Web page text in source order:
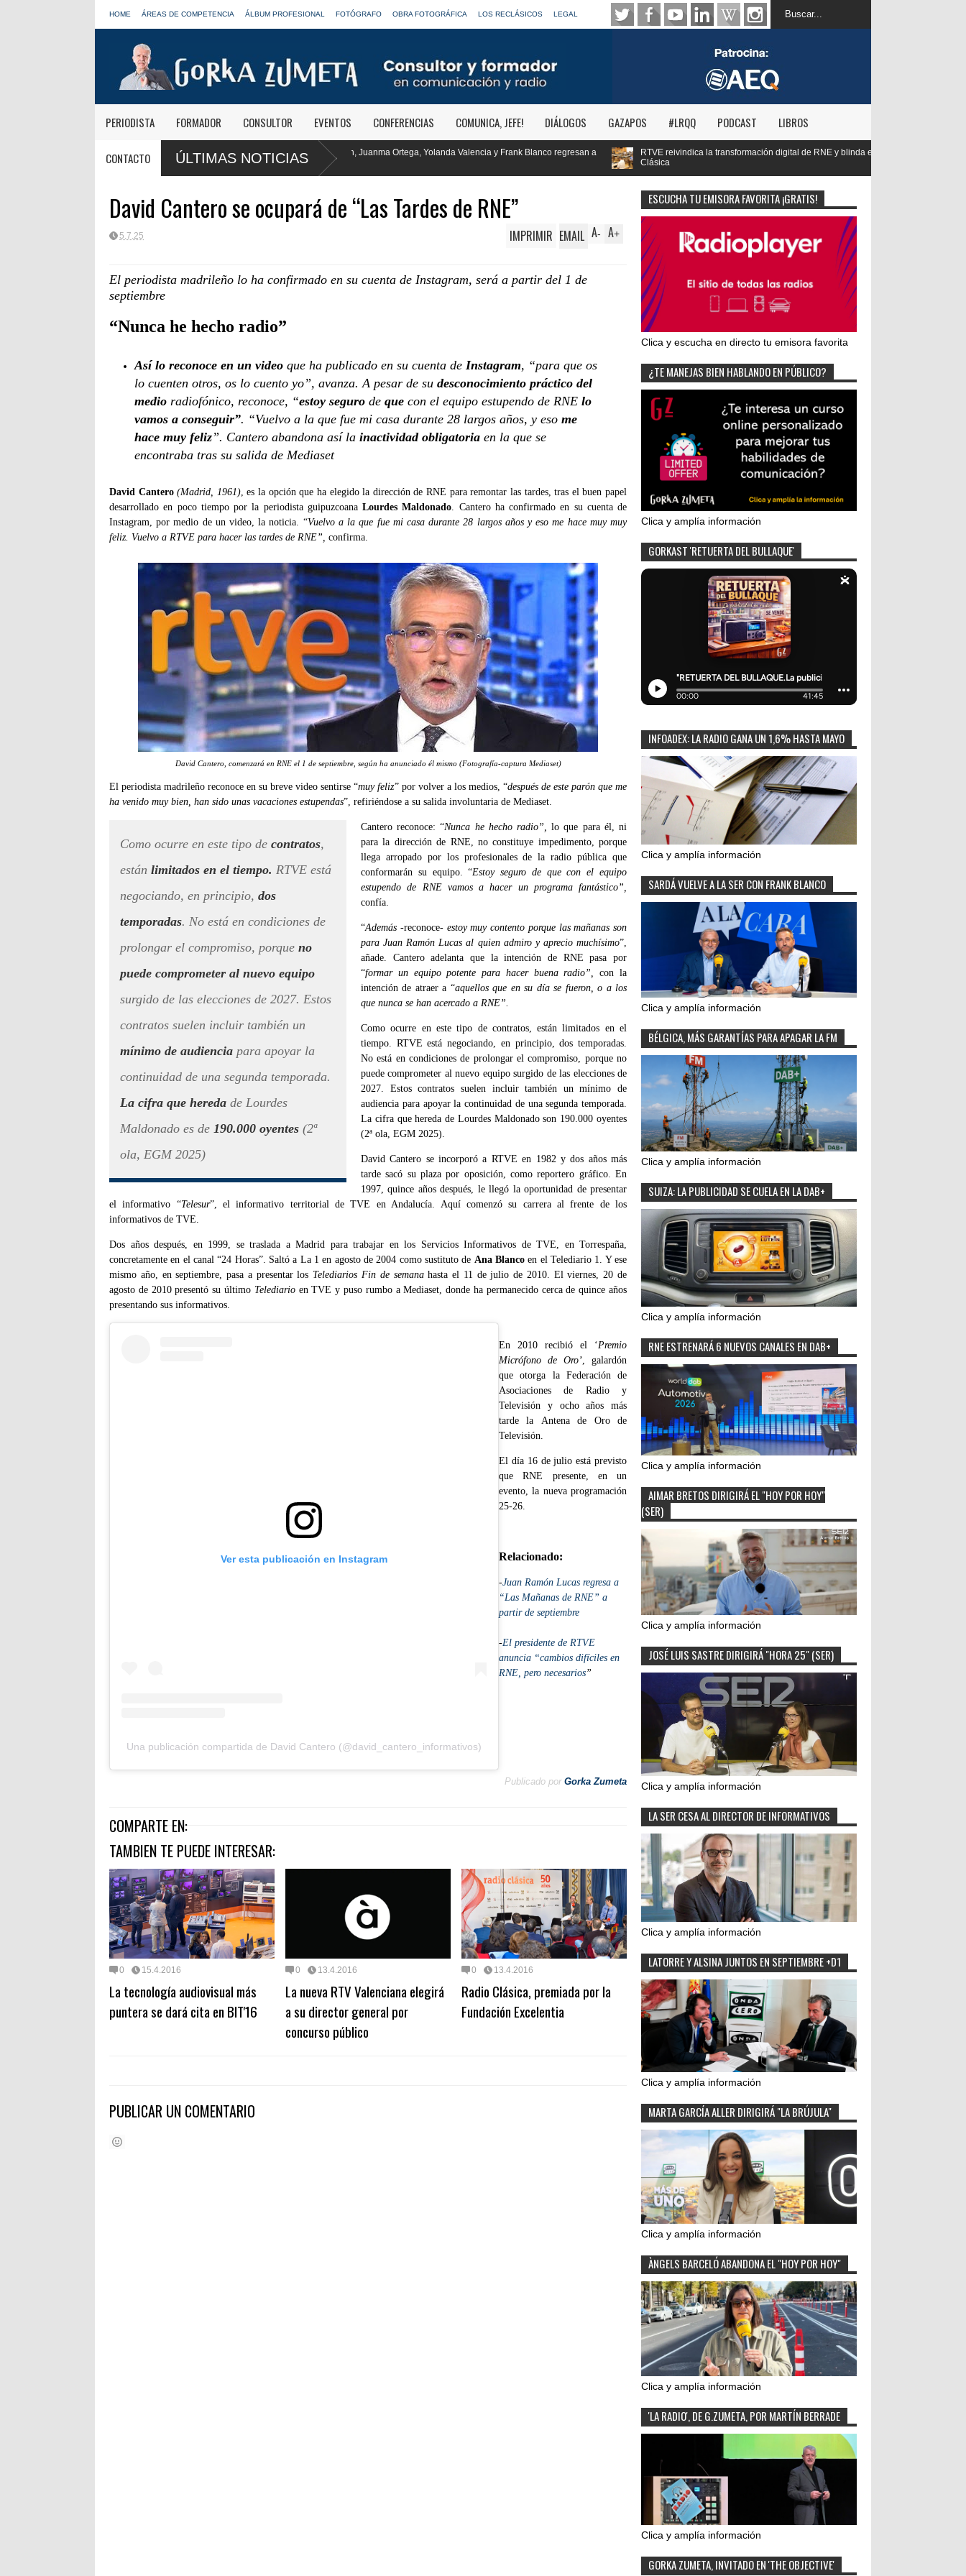
HOME ÁREAS DE COMPETENCIA ÁLBUM PROFESIONAL FOTÓGRAFO OBRA FOTOGRÁFICA LOS RECLÁSICOS LEGAL
PERIODISTA FORMADOR CONSULTOR EVENTOS CONFERENCIAS COMUNICA, JEFE! DIÁLOGOS GAZAPOS #LRQQ PODCAST LIBROS
CONTACTO ÚLTIMAS NOTICIAS
José Antonio Abellán, Juanma Ortega, Yolanda Valencia y Frank Blanco regresan a
LOS40
RTVE reivindica la transformación digital de RNE y blinda el futuro de Radio 3 y Radio
David Cantero se ocupará de “Las Tardes de RNE”
5.7.25 A+
A-
IMPRIMIR EMAIL
El periodista madrileño lo ha confirmado en su cuenta de Instagram, será a partir del 1 de
septiembre
“Nunca he hecho radio”
Así lo reconoce en un video que ha publicado en su cuenta de Instagram, “para que os
lo cuenten otros, os lo cuento yo”, avanza. A pesar de su desconocimiento práctico del
medio radiofónico, reconoce, “estoy seguro de que con el equipo estupendo de RNE lo
vamos a conseguir”. “Vuelvo a la que fue mi casa durante 28 largos años, y eso me
hace muy feliz”. Cantero abandona así la inactividad obligatoria en la que se
encontraba tras su salida de Mediaset
David Cantero(Madrid, 1961), es la opción que ha elegido la dirección de RNE para remontar las tardes, tras el buen papel
desarrollado en poco tiempo por la periodista guipuzcoana Lourdes Maldonado . Cantero ha confirmado en su cuenta de
Instagram, por medio de un video, la noticia. “Vuelvo a la que fue mi casa durante 28 largos años y eso me hace muy muy
feliz. Vuelvo a RTVE para hacer las tardes de RNE”, confirma.
David Cantero, comenzará en RNE el 1 de septiembre, según ha anunciado él mismo (Fotografía-captura Mediaset)
El periodista madrileño reconoce en su breve video sentirse “muy feliz” por volver a los medios, “después de este parón que me
ha venido muy bien, han sido unas vacaciones estupendas”, refiriéndose a su salida involuntaria de Mediaset.
Como ocurre en este tipo de contratos,
están limitados en el tiempo. RTVE está
negociando, en principio, dos
temporadas. No está en condiciones de
prolongar el compromiso, porque no
puede comprometer al nuevo equipo
surgido de las elecciones de 2027. Estos
contratos suelen incluir también un
mínimo de audiencia para apoyar la
continuidad de una segunda temporada.
La cifra que hereda de Lourdes
Maldonado es de 190.000 oyentes (2ª
ola, EGM 2025)
Cantero reconoce: “Nunca he hecho radio”,
lo que para él, ni
para la dirección de RNE, no constituye impedimento, porque
llega arropado por los profesionales de la radio pública que
conformarán su equipo. “Estoy seguro de que con el equipo
estupendo de RNE vamos a hacer un programa fantástico”,
confía.
“Además -reconoce- estoy muy contento porque las mañanas son
para Juan Ramón Lucas al quien admiro y aprecio muchísimo”,
añade. Cantero adelanta que la intención de RNE pasa por
“formar un equipo potente para hacer buena radio”,
con la
intención de atraer a “aquellos que en su día se fueron, o a los
que nunca se han acercado a RNE”.
Como ocurre en este tipo de contratos, están limitados en el
tiempo. RTVE está negociando, en principio, dos temporadas.
No está en condiciones de prolongar el compromiso, porque no
puede comprometer al nuevo equipo surgido de las elecciones de
2027. Estos contratos suelen incluir también un mínimo de
audiencia para apoyar la continuidad de una segunda temporada.
La cifra que hereda de Lourdes Maldonado son 190.000 oyentes
(2ª ola, EGM 2025).
David Cantero se incorporó a RTVE en 1982 y dos años más
tarde sacó su plaza por oposición, como reportero gráfico. En
1997, quince años después, le llegó la oportunidad de presentar
el informativo “Telesur”, el informativo territorial de TVE en Andalucía. Aquí comenzó su carrera al frente de los
informativos de TVE.
Dos años después, en 1999, se traslada a Madrid para trabajar en los Servicios Informativos de TVE, en Torrespaña,
concretamente en el canal “24 Horas”. Saltó a La 1 en agosto de 2004 como sustituto de Ana Blanco en el Telediario 1. Y ese
mismo año, en septiembre, pasa a presentar los Telediarios Fin de semanahasta el 11 de julio de 2010. El viernes, 20 de
agosto de 2010 presentó su último Telediarioen TVE y puso rumbo a Mediaset, donde ha permanecido cerca de quince años
presentando sus informativos.
Ver esta publicación en Instagram
Una publicación compartida de David Cantero (@david_cantero_informativos)
En 2010 recibió el ‘Premio
Micrófono de Oro’ , galardón
que otorga la Federación de
Asociaciones de Radio y
Televisión y ocho años más
tarde la Antena de Oro de
Televisión.
El día 16 de julio está previsto
que RNE presente, en un
evento, la nueva programación
25-26.
Relacionado:
-Juan Ramón Lucas regresa a
“Las Mañanas de RNE” a
partir de septiembre
-El presidente de RTVE
anuncia “cambios difíciles en
RNE, pero necesarios”
Publicado por Gorka Zumeta
COMPARTE EN:
TAMBIEN TE PUEDE INTERESAR:
0 15.4.2016
La tecnología audiovisual más
puntera se dará cita en BIT'16
0 13.4.2016
La nueva RTV Valenciana elegirá
a su director general por
concurso público
0 13.4.2016
Radio Clásica, premiada por la
Fundación Excelentia
PUBLICAR UN COMENTARIO
ESCUCHA TU EMISORA FAVORITA ¡GRATIS!
Clica y escucha en directo tu emisora favorita
¿TE MANEJAS BIEN HABLANDO EN PÚBLICO?
Clica y amplía información
GORKAST 'RETUERTA DEL BULLAQUE'
INFOADEX: LA RADIO GANA UN 1,6% HASTA MAYO
Clica y amplía información
SARDÁ VUELVE A LA SER CON FRANK BLANCO
Clica y amplía información
BÉLGICA, MÁS GARANTÍAS PARA APAGAR LA FM
Clica y amplía información
SUIZA: LA PUBLICIDAD SE CUELA EN LA DAB+
Clica y amplía información
RNE ESTRENARÁ 6 NUEVOS CANALES EN DAB+
Clica y amplía información
AIMAR BRETOS DIRIGIRÁ EL "HOY POR HOY"
(SER)
Clica y amplía información
JOSÉ LUIS SASTRE DIRIGIRÁ "HORA 25" (SER)
Clica y amplía información
LA SER CESA AL DIRECTOR DE INFORMATIVOS
Clica y amplía información
LATORRE Y ALSINA JUNTOS EN SEPTIEMBRE +D1
Clica y amplía información
MARTA GARCÍA ALLER DIRIGIRÁ "LA BRÚJULA"
Clica y amplía información
ÀNGELS BARCELÓ ABANDONA EL "HOY POR HOY"
Clica y amplía información
'LA RADIO', DE G.ZUMETA, POR MARTÍN BERRADE
Clica y amplía información
GORKA ZUMETA, INVITADO EN 'THE OBJECTIVE'